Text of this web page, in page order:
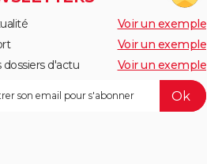
Voir un exemple
Voir un exemple
dossiers d'actu
Voir un exemple